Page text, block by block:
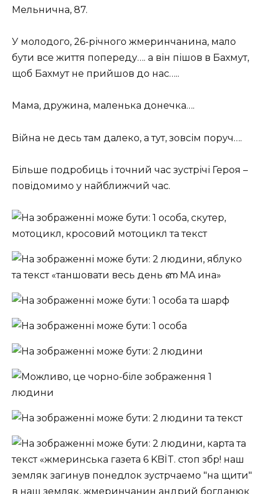
Мельнична, 87.
У молодого, 26-річного жмеринчанина, мало
бути все життя попереду…. а він пішов в Бахмут,
щоб Бахмут не прийшов до нас…..
Мама, дружина, маленька донечка….
Війна не десь там далеко, а тут, зовсім поруч….
Більше подробиць і точний час зустрічі Героя –
повідомимо у найближчий час.